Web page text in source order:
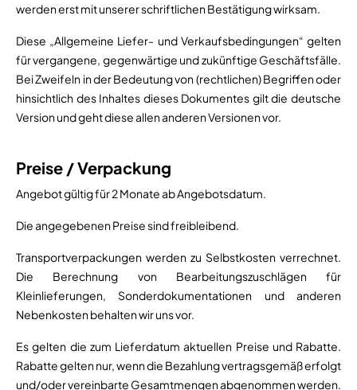
werden erst mit unserer schriftlichen Bestätigung wirksam.
Diese „Allgemeine Liefer- und Verkaufsbedingungen“ gelten
für vergangene, gegenwärtige und zukünftige Geschäftsfälle.
Bei Zweifeln in der Bedeutung von (rechtlichen) Begriffen oder
hinsichtlich des Inhaltes dieses Dokumentes gilt die deutsche
Version und geht diese allen anderen Versionen vor.
Preise / Verpackung
Angebot gültig für 2 Monate ab Angebotsdatum.
Die angegebenen Preise sind freibleibend.
Transportverpackungen werden zu Selbstkosten verrechnet.
Die Berechnung von Bearbeitungszuschlägen für
Kleinlieferungen, Sonderdokumentationen und anderen
Nebenkosten behalten wir uns vor.
Es gelten die zum Lieferdatum aktuellen Preise und Rabatte.
Rabatte gelten nur, wenn die Bezahlung vertragsgemäß erfolgt
und/oder vereinbarte Gesamtmengen abgenommen werden.